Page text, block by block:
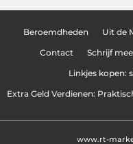
Beroemdheden Uit de
Contact Schrijf mee
Linkjes kopen:
Extra Geld Verdienen:
www.rt-